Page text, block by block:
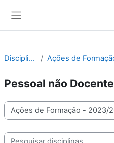
Disciplinas
Pessoal não Docente
Categorias de disciplinas
Pesquisar disciplinas